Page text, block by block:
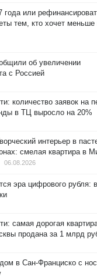
года или
тем, кто хочет меньше
об увеличении
с Россией
количество заявок на
в ТЦ выросло на 20%
интерьер в
смелая квартира в
06.08.2026
эра цифрового рубля:
самая дорогая
продана за 1 млрд
в Сан-Франциско с